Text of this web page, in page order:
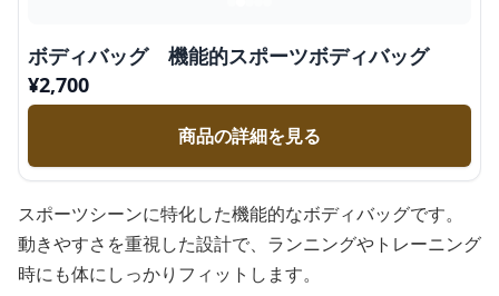
ボディバッグ 機能的スポーツボディバッグ
¥2,700
商品の詳細を見る
スポーツシーンに特化した機能的なボディバッグです。
動きやすさを重視した設計で、ランニングやトレーニング
時にも体にしっかりフィットします。